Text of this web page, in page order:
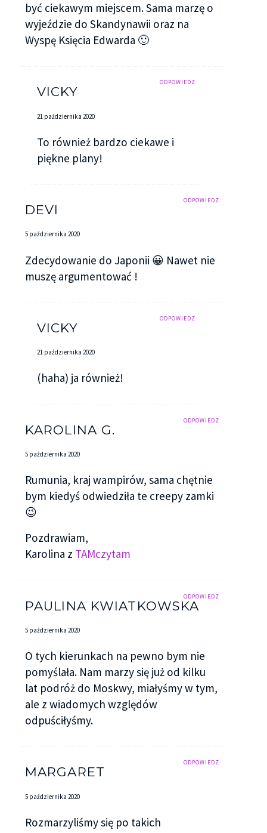
być ciekawym miejscem. Sama marzę o
wyjeździe do Skandynawii oraz na
Wyspę Księcia Edwarda 🙂
ODPOWIEDZ
VICKY
21 października 2020
To również bardzo ciekawe i
piękne plany!
ODPOWIEDZ
DEVI
5 października 2020
Zdecydowanie do Japonii 😀 Nawet nie
muszę argumentować !
ODPOWIEDZ
VICKY
21 października 2020
(haha) ja również!
ODPOWIEDZ
KAROLINA G.
5 października 2020
Rumunia, kraj wampirów, sama chętnie
bym kiedyś odwiedziła te creepy zamki
😉
Pozdrawiam,
Karolina z TAMczytam
ODPOWIEDZ
PAULINA KWIATKOWSKA
5 października 2020
O tych kierunkach na pewno bym nie
pomyślała. Nam marzy się już od kilku
lat podróż do Moskwy, miałyśmy w tym,
ale z wiadomych względów
odpuściłyśmy.
ODPOWIEDZ
MARGARET
5 października 2020
Rozmarzyliśmy się po takich